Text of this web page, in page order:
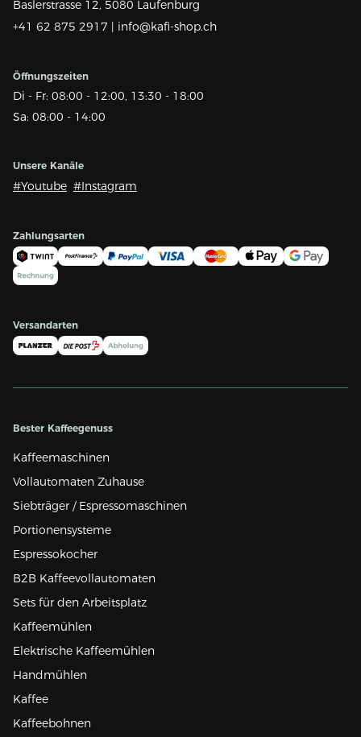
Baslerstrasse 12, 5080 Laufenburg
+41 62 875 2917 | info@kafi-shop.ch
Öffnungszeiten
Di - Fr: 08:00 - 12:00, 13:30 - 18:00
Sa: 08:00 - 14:00
Unsere Kanäle
#Youtube #Instagram
Zahlungsarten
Versandarten
Bester Kaffeegenuss
Kaffeemaschinen
Vollautomaten Zuhause
Siebträger / Espressomaschinen
Portionensysteme
Espressokocher
B2B Kaffeevollautomaten
Sets für den Arbeitsplatz
Kaffeemühlen
Elektrische Kaffeemühlen
Handmühlen
Kaffee
Kaffeebohnen